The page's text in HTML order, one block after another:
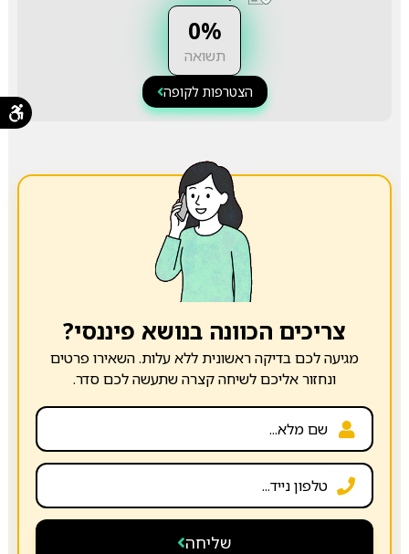
0%
תשואה
הצטרפות לקופה
צריכים הכוונה בנושא פיננסי?
מגיעה לכם בדיקה ראשונית ללא עלות. השאירו פרטים
ונחזור אליכם לשיחה קצרה שתעשה לכם סדר.
שליחה